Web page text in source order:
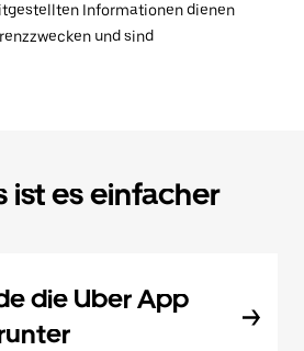
Informationen dienen
und sind
ist es einfacher
die Uber App